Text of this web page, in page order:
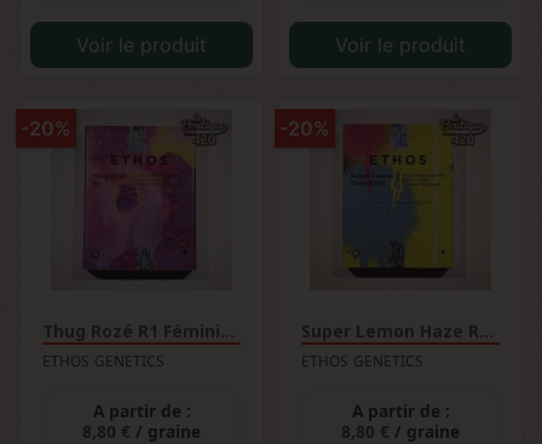
Voir le produit Voir le produit
Thug Rozé R1 Féminisée
ETHOS GENETICS
A partir de :
8,80 € / graine
-20%
Super Lemon Haze Rbx3...
ETHOS GENETICS
A partir de :
8,80 € / graine
-20%